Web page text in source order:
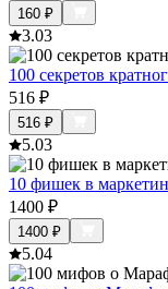
160 ₽
3.03
100 секретов
516 ₽
516 ₽
5.03
10 фишек в
1400 ₽
1400 ₽
5.04